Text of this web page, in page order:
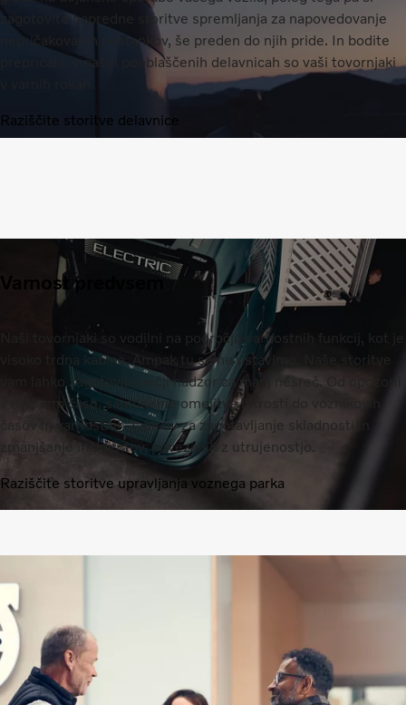
zagotovite napredne storitve spremljanja za napovedovanje
nepričakovanih postankov, še preden do njih pride. In bodite
prepričani, v naših pooblaščenih delavnicah so vaši tovornjaki
Raziščite storitve delavnice
Varnost predvsem
Naši tovornjaki so vodilni na področju varnostnih funkcij, kot je
visoko trdna kabina. Ampak tu se ne ustavimo. Naše storitve
vam lahko zagotovijo večji nadzor za manj nesreč. Od opozoril
v realnem času, samodejne omejitve hitrosti do voznikovih
časov in varnostnih zapisov za zagotavljanje skladnosti in
zmanjšanje incidentov, povezanih z utrujenostjo.
Raziščite storitve upravljanja voznega parka